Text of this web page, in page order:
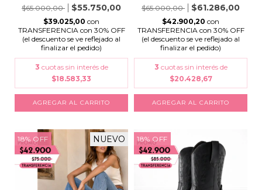
$65.000,00
$55.750,00
$39.025,00 con
TRANSFERENCIA con 30% OFF
(el descuento se ve reflejado al
finalizar el pedido)
3 cuotas sin interés de
$18.583,33
AGREGAR AL CARRITO
$65.000,00
$61.286,00
$42.900,20 con
TRANSFERENCIA con 30% OFF
(el descuento se ve reflejado al
finalizar el pedido)
3 cuotas sin interés de
$20.428,67
AGREGAR AL CARRITO
18% OFF NUEVO 18% OFF